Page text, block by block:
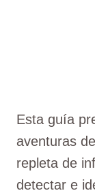
Esta guía
aventuras
repleta de
detectar e